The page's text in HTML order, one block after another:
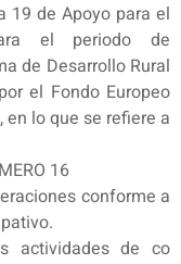
19 de Apoyo para el
el periodo de
de Desarrollo Rural
el Fondo Europeo
en lo que se refiere a
16
conforme a
actividades de co